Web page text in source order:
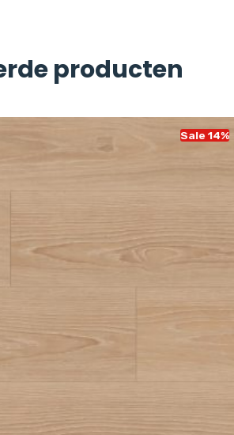
producten
Sale 14%